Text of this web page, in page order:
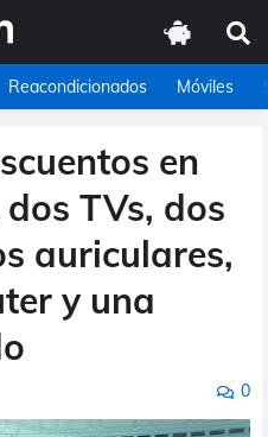
Reacondicionados Móviles
en
TVs, dos
auriculares,
y una
0